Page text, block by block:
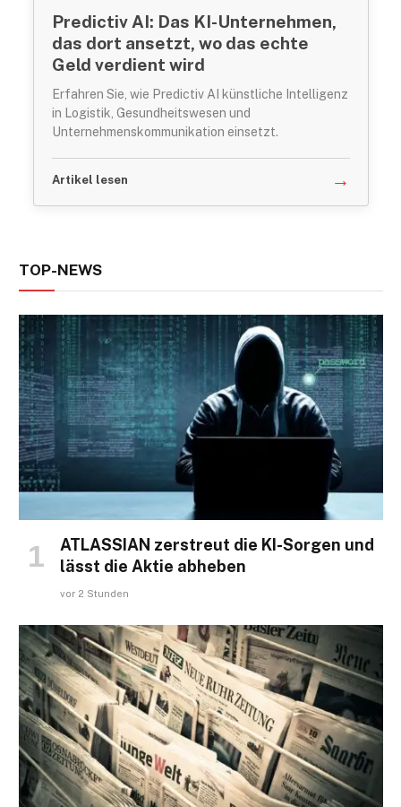
Predictiv AI: Das KI-Unternehmen,
das dort ansetzt, wo das echte
Geld verdient wird
Erfahren Sie, wie Predictiv AI künstliche Intelligenz
in Logistik, Gesundheitswesen und
Unternehmenskommunikation einsetzt.
Artikel lesen →
TOP-NEWS
ATLASSIAN zerstreut die KI-Sorgen und
lässt die Aktie abheben
vor 2 Stunden